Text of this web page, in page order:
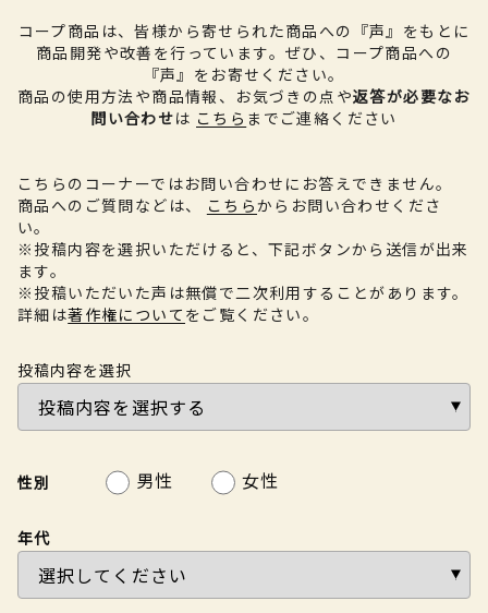
コープ商品は、皆様から寄せられた商品への『声』をもとに
商品開発や改善を行っています。 ぜひ、コープ商品への
『声』をお寄せください。
商品の使用方法や商品情報、お気づきの点や返答が必要なお
問い合わせは こちら までご連絡ください
こちらのコーナーではお問い合わせにお答えできません。
商品へのご質問などは、
こちらからお問い合わせくださ
い。
※投稿内容を選択いただけると、下記ボタンから送信が出来
ます。
※投稿いただいた声は無償で二次利用することがあります。
詳細は著作権について をご覧ください。
投稿内容を選択
性別 男性 女性
年代